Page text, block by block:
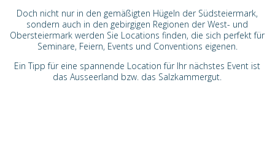
Doch nicht nur in den gemäßigten Hügeln der Südsteiermark,
sondern auch in den gebirgigen Regionen der West- und
Obersteiermark werden Sie Locations finden, die sich perfekt für
Seminare, Feiern, Events und Conventions eigenen.
Ein Tipp für eine spannende Location für Ihr nächstes Event ist
das Ausseerland bzw. das Salzkammergut.